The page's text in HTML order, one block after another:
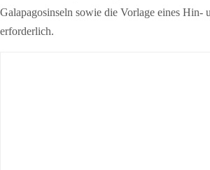
Galapagosinseln sowie die Vorlage eines Hin-
erforderlich.